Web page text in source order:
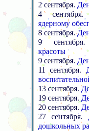
2 сентября.
4 сентября.
ядерному
8 сентября.
9
красоты
9 сентября.
11 сентября.
13 сентября.
19 сентября.
20 сентября.
27 сентября.
дошкольных